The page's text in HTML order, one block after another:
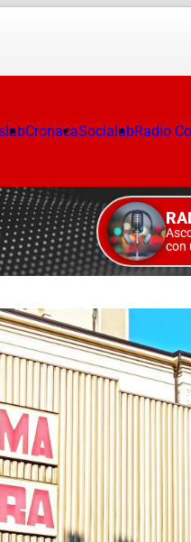
CronacaSocialabRadio
con